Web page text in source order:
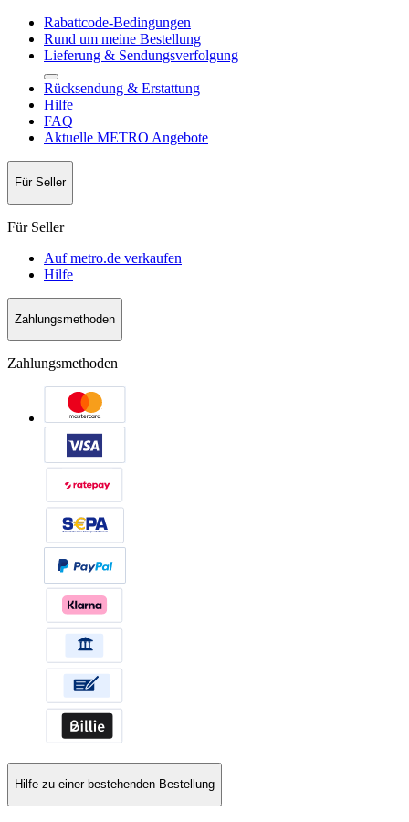
Rabattcode-Bedingungen
Rund um meine Bestellung
Lieferung & Sendungsverfolgung
Rücksendung & Erstattung
Hilfe
FAQ
Aktuelle METRO Angebote
Für Seller
Für Seller
Auf metro.de verkaufen
Hilfe
Zahlungsmethoden
Zahlungsmethoden
Hilfe zu einer bestehenden Bestellung